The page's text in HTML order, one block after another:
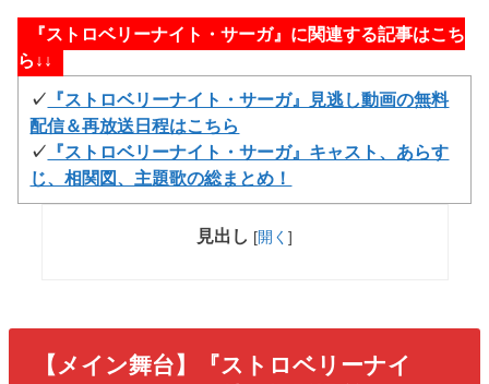
『ストロベリーナイト・サーガ』に関連する記事はこち
ら↓↓
✓ 『ストロベリーナイト・サーガ』見逃し動画の無料
配信＆再放送日程はこちら
✓ 『ストロベリーナイト・サーガ』キャスト、あらす
じ、相関図、主題歌の総まとめ！
見出し [開く ]
【メイン舞台】『ストロベリーナイ